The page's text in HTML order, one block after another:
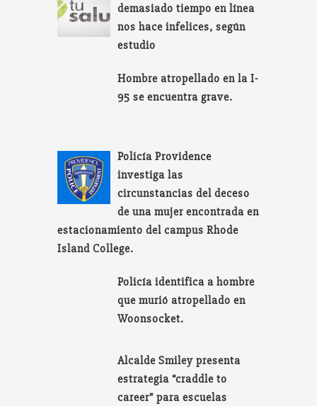
demasiado tiempo en línea
nos hace infelices, según
estudio
Hombre atropellado en la I-
95 se encuentra grave.
Policía Providence
investiga las
circunstancias del deceso
de una mujer encontrada en
estacionamiento del campus Rhode
Island College.
Policía identifica a hombre
que murió atropellado en
Woonsocket.
Alcalde Smiley presenta
estrategia “craddle to
career” para escuelas